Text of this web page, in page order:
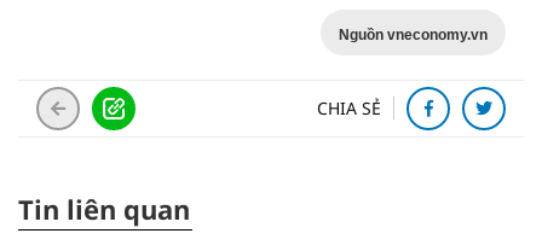
Nguồn vneconomy.vn
CHIA SẺ
Tin liên quan